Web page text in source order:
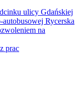
ulicy Gdańskiej
Rycerska
na
prac